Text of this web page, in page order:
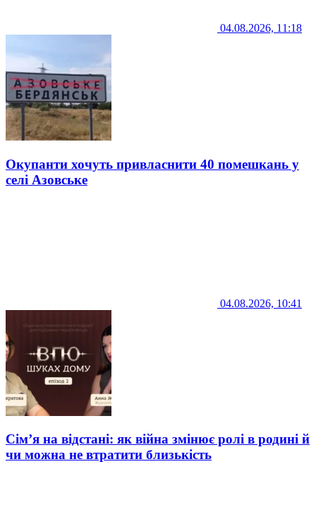
04.08.2026, 11:18
Окупанти хочуть привласнити 40 помешкань у
селі Азовське
04.08.2026, 10:41
Сім’я на відстані: як війна змінює ролі в родині й
чи можна не втратити близькість